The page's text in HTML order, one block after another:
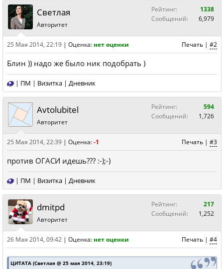
Светлая
Авторитет
Рейтинг:
1338
Сообщений:
6,979
Печать | #2
25 Мая 2014, 22:19 | Оценка: нет оценки
Блин )) надо же было ник подобрать )
| ПМ | Визитка | Дневник
Avtolubitel
Авторитет
Рейтинг:
594
Сообщений:
1,726
Печать | #3
25 Мая 2014, 22:39 | Оценка:-1
против ОГАСИ идешь??? :-);-)
| ПМ | Визитка | Дневник
dmitpd
Авторитет
Рейтинг:
217
Сообщений:
1,252
Печать | #4
26 Мая 2014, 09:42 | Оценка: нет оценки
ЦИТАТА (Светлая @ 25 мая 2014, 23:19)